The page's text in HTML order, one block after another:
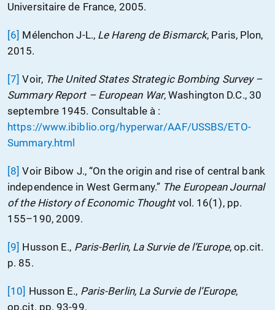
Universitaire de France, 2005.
[6] Mélenchon J-L., Le Hareng de Bismarck, Paris, Plon,
2015.
[7] Voir, The United States Strategic Bombing Survey –
Summary Report – European War, Washington D.C., 30
septembre 1945. Consultable à :
https://www.ibiblio.org/hyperwar/AAF/USSBS/ETO-
Summary.html
[8] Voir Bibow J., “On the origin and rise of central bank
independence in West Germany.” The European Journal
of the History of Economic Thoughtvol. 16(1), pp.
155–190, 2009.
[9] Husson E., Paris-Berlin, La Survie de l’Europe, op.cit.
p. 85.
[10] Husson E., Paris-Berlin, La Survie de l’Europe,
op.cit. pp. 93-99.